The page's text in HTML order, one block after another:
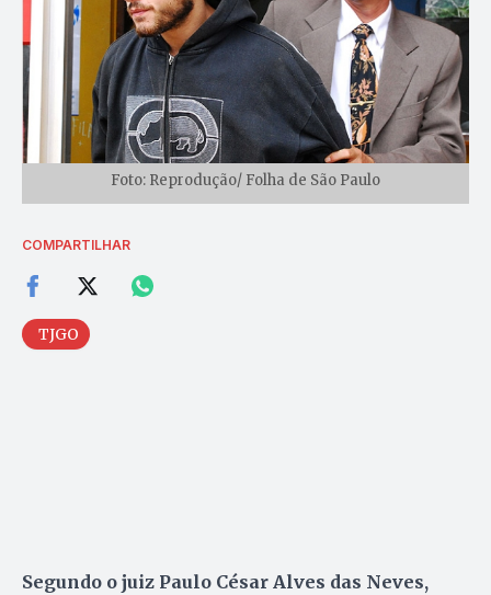
Foto: Reprodução/ Folha de São Paulo
COMPARTILHAR
TJGO
Segundo o juiz Paulo César Alves das Neves,